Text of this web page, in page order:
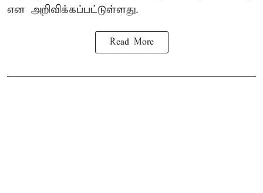
என அறிவிக்கப்பட்டுள்ளது.
Read More